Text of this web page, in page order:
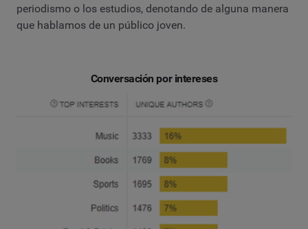
periodismo o los estudios, denotando de alguna manera
que hablamos de un público joven.
Conversación por intereses